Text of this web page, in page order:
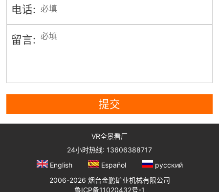
电话:
留言:
提交
VR全景看厂
24小时热线: 13606388717
English
Español
русский
2006-2026 烟台金鹏矿业机械有限公司
鲁ICP备11020432号-1